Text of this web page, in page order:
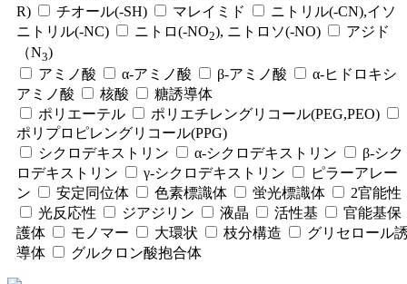
R)
チオール(-SH) マレイミド
ニトリル(-CN),イソ
ニトリル(-NC)
ニトロ(-NO2), ニトロソ(-NO)
アジド
（N3)
アミノ酸
α-アミノ酸 β-アミノ酸
α-ヒドロキシ
アミノ酸
核酸
糖誘導体
ポリエーテル
ポリエチレングリコール(PEG,PEO)
ポリプロピレングリコール(PPG)
シクロデキストリン
α-シクロデキストリン
β-シク
ロデキストリン
γ-シクロデキストリン
ピラーアレー
ン
安定同位体 色素標識体 蛍光標識体
2官能性
光反応性
ジアジリン 液晶 活性基
官能基保
護体
モノマー 大環状 枝分構造
グリセロール
導体
グルクロン酸抱合体